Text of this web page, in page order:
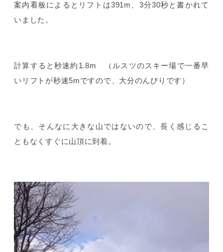
案内看板によるとリフトは391m、3分30秒と書かれて
いました。
計算すると秒速約1.8m （ルスツのスキー場で一番早
いリフトが秒速5mですので、大分のんびりです）
でも、そんなに大きな山ではないので、長く感じるこ
ともなくすぐに山頂に到着。